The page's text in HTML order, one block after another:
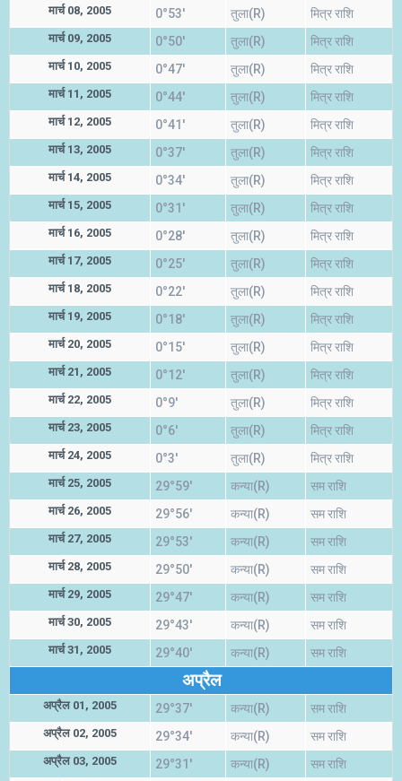
मार्च 08, 2005 0°53' तुला(R) मित्र राशि
मार्च 09, 2005 0°50' तुला(R) मित्र राशि
मार्च 10, 2005 0°47' तुला(R) मित्र राशि
मार्च 11, 2005 0°44' तुला(R) मित्र राशि
मार्च 12, 2005 0°41' तुला(R) मित्र राशि
मार्च 13, 2005 0°37' तुला(R) मित्र राशि
मार्च 14, 2005 0°34' तुला(R) मित्र राशि
मार्च 15, 2005 0°31' तुला(R) मित्र राशि
मार्च 16, 2005 0°28' तुला(R) मित्र राशि
मार्च 17, 2005 0°25' तुला(R) मित्र राशि
मार्च 18, 2005 0°22' तुला(R) मित्र राशि
मार्च 19, 2005 0°18' तुला(R) मित्र राशि
मार्च 20, 2005 0°15' तुला(R) मित्र राशि
मार्च 21, 2005 0°12' तुला(R) मित्र राशि
मार्च 22, 2005 0°9' तुला(R) मित्र राशि
मार्च 23, 2005 0°6' तुला(R) मित्र राशि
मार्च 24, 2005 0°3' तुला(R) मित्र राशि
मार्च 25, 2005 29°59' कन्या(R) सम राशि
मार्च 26, 2005 29°56' कन्या(R) सम राशि
मार्च 27, 2005 29°53' कन्या(R) सम राशि
मार्च 28, 2005 29°50' कन्या(R) सम राशि
मार्च 29, 2005 29°47' कन्या(R) सम राशि
मार्च 30, 2005 29°43' कन्या(R) सम राशि
मार्च 31, 2005 29°40' कन्या(R) सम राशि
अप्रैल
अप्रैल 01, 2005 29°37' कन्या(R) सम राशि
अप्रैल 02, 2005 29°34' कन्या(R) सम राशि
अप्रैल 03, 2005 29°31' कन्या(R) सम राशि